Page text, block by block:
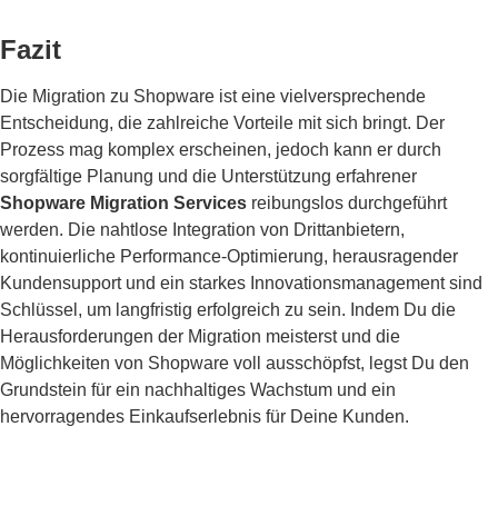
Fazit
Die Migration zu Shopware ist eine vielversprechende
Entscheidung, die zahlreiche Vorteile mit sich bringt. Der
Prozess mag komplex erscheinen, jedoch kann er durch
sorgfältige Planung und die Unterstützung erfahrener
Shopware Migration Services reibungslos durchgeführt
werden. Die nahtlose Integration von Drittanbietern,
kontinuierliche Performance-Optimierung, herausragender
Kundensupport und ein starkes Innovationsmanagement sind
Schlüssel, um langfristig erfolgreich zu sein. Indem Du die
Herausforderungen der Migration meisterst und die
Möglichkeiten von Shopware voll ausschöpfst, legst Du den
Grundstein für ein nachhaltiges Wachstum und ein
hervorragendes Einkaufserlebnis für Deine Kunden.